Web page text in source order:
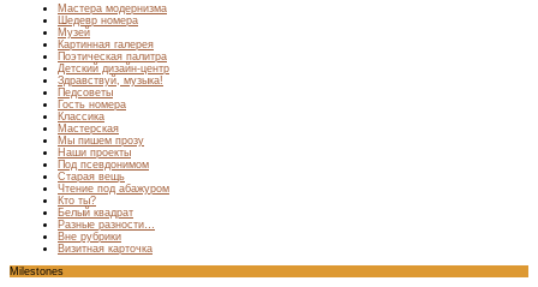
Мастера модернизма
Шедевр номера
Музей
Картинная галерея
Поэтическая палитра
Детский дизайн-центр
Здравствуй, музыка!
Педсоветы
Гость номера
Классика
Мастерская
Мы пишем прозу
Наши проекты
Под псевдонимом
Старая вещь
Чтение под абажуром
Кто ты?
Белый квадрат
Разные разности…
Вне рубрики
Визитная карточка
Milestones